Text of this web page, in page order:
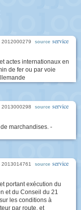
2012000279 source service
actes internationaux en
de fer ou par voie
2013000298 source service
marchandises. -
2013014761 source service
portant exécution du
et du Conseil du 21
les conditions à
par route, et